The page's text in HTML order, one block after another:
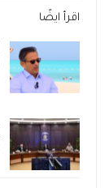
اقرأ ايضًا